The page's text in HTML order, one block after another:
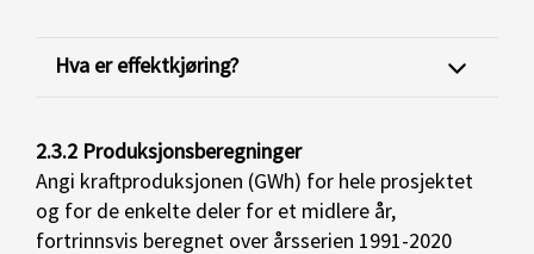
Hva er effektkjøring?
2.3.2 Produksjonsberegninger
Angi kraftproduksjonen (GWh) for hele prosjektet
og for de enkelte deler for et midlere år,
fortrinnsvis beregnet over årsserien 1991-2020